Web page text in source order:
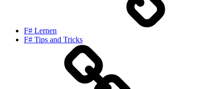
F# Lernen
F# Tips and Tricks